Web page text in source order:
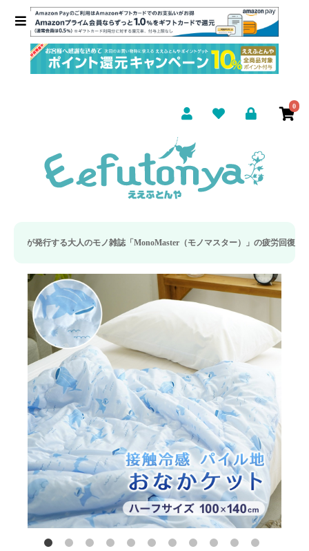
0
雑誌「MonoMaster（モノマスター）」の疲労回復・睡眠の向上特集に当社のリ